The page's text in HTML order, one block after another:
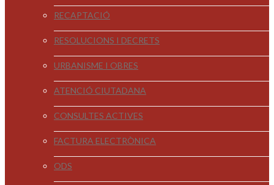
RECAPTACIÓ
RESOLUCIONS I DECRETS
URBANISME I OBRES
ATENCIÓ CIUTADANA
CONSULTES ACTIVES
FACTURA ELECTRÒNICA
ODS